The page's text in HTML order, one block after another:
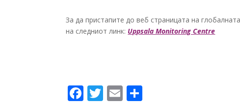
За да пристапите до веб страницата на
на следниот линк: Uppsala Monitoring Centre
F T E